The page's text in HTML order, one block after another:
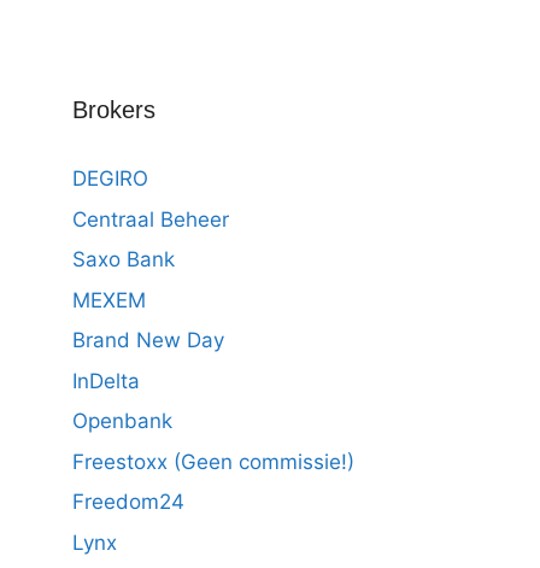
Brokers
DEGIRO
Centraal Beheer
Saxo Bank
MEXEM
Brand New Day
InDelta
Openbank
Freestoxx (Geen commissie!)
Freedom24
Lynx